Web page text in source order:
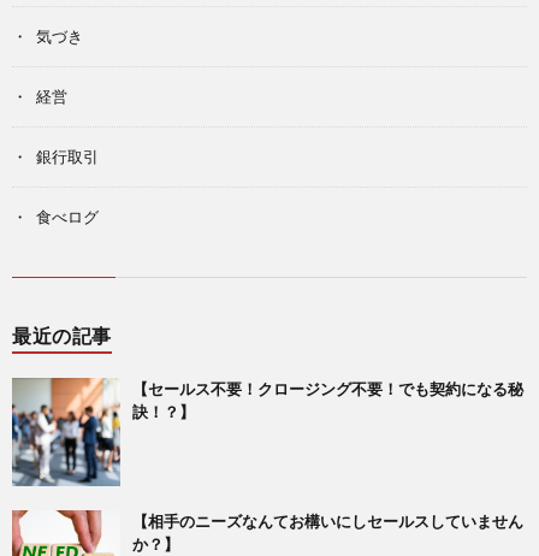
気づき
経営
銀行取引
食べログ
最近の記事
【セールス不要！クロージング不要！でも契約になる秘
訣！？】
【相手のニーズなんてお構いにしセールスしていません
か？】